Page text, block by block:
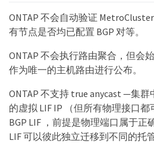
ONTAP 不会自动验证
有节点是否均已配置 BGP 对等。
ONTAP 不会执行路由聚合，但会
作为唯一的主机路由进行公布。
ONTAP 不支持 true anycast —集
的虚拟 LIF IP （但所有物理接口
BGP LIF ，前提是物理端口属于正
LIF 可以彼此独立迁移到不同的托